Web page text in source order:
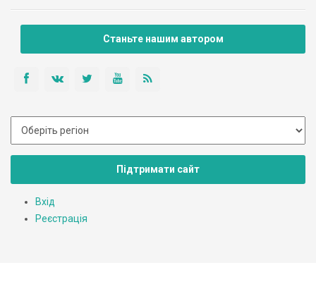
Станьте нашим автором
Підтримати сайт
Вхід
Реєстрація